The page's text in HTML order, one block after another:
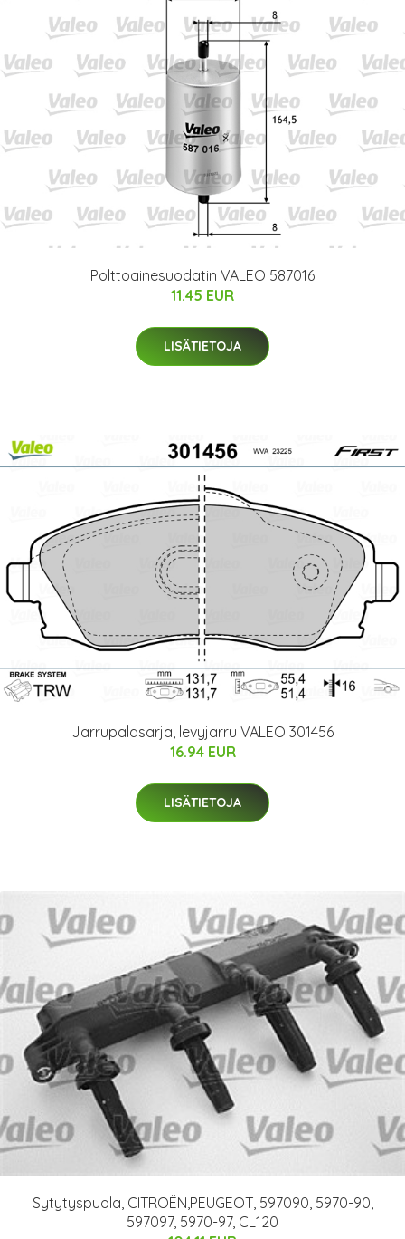
Polttoainesuodatin VALEO 587016
11.45 EUR
LISÄTIETOJA
Jarrupalasarja, levyjarru VALEO 301456
16.94 EUR
LISÄTIETOJA
Sytytyspuola, CITROËN,PEUGEOT, 597090, 5970-90,
597097, 5970-97, CL120